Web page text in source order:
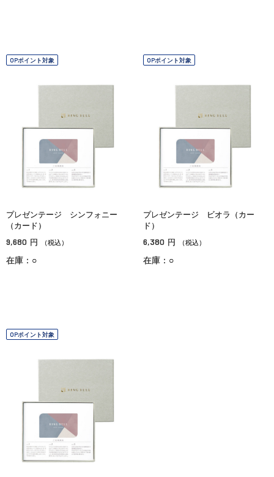
OPポイント対象
プレゼンテージ シンフォニー
（カード）
9,680 円 （税込）
在庫：○
OPポイント対象
プレゼンテージ ビオラ（カー
ド）
6,380 円 （税込）
在庫：○
OPポイント対象